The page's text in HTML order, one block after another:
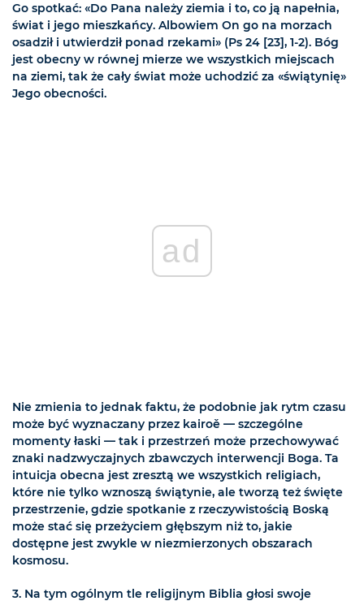
Go spotkać: «Do Pana należy ziemia i to, co ją napełnia,
świat i jego mieszkańcy. Albowiem On go na morzach
osadził i utwierdził ponad rzekami» (Ps 24 [23], 1-2). Bóg
jest obecny w równej mierze we wszystkich miejscach
na ziemi, tak że cały świat może uchodzić za «świątynię»
Jego obecności.
ad
Nie zmienia to jednak faktu, że podobnie jak rytm czasu
może być wyznaczany przez kairoě — szczególne
momenty łaski — tak i przestrzeń może przechowywać
znaki nadzwyczajnych zbawczych interwencji Boga. Ta
intuicja obecna jest zresztą we wszystkich religiach,
które nie tylko wznoszą świątynie, ale tworzą też święte
przestrzenie, gdzie spotkanie z rzeczywistością Boską
może stać się przeżyciem głębszym niż to, jakie
dostępne jest zwykle w niezmierzonych obszarach
kosmosu.
3. Na tym ogólnym tle religijnym Biblia głosi swoje